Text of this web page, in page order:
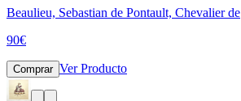
Beaulieu, Sebastian de Pontault, Chevalier de
90€
Comprar Ver Producto